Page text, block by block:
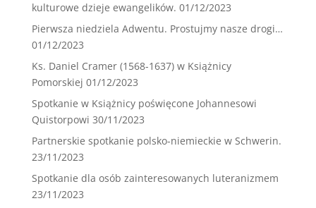
kulturowe dzieje ewangelików. 01/12/2023
Pierwsza niedziela Adwentu. Prostujmy nasze drogi…
01/12/2023
Ks. Daniel Cramer (1568-1637) w Książnicy
Pomorskiej 01/12/2023
Spotkanie w Książnicy poświęcone Johannesowi
Quistorpowi 30/11/2023
Partnerskie spotkanie polsko-niemieckie w Schwerin.
23/11/2023
Spotkanie dla osób zainteresowanych luteranizmem
23/11/2023